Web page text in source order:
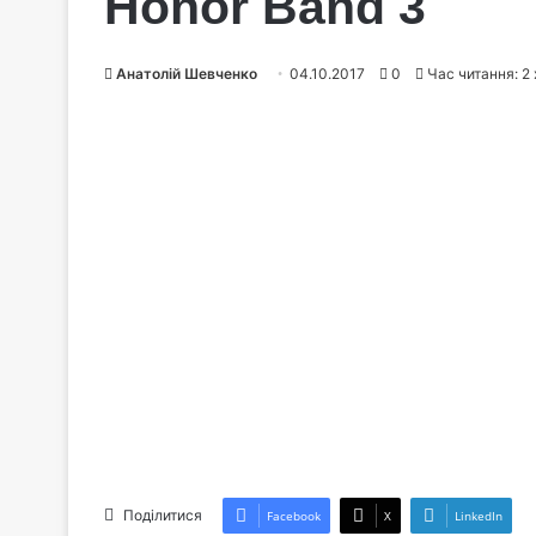
Анатолій Шевченко 04.10.2017 0 Час читання: 2
Поділитися Facebook X LinkedIn